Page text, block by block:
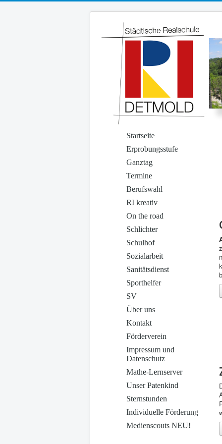
Startseite
Erprobungsstufe
Ganztag
Termine
Berufswahl
RI kreativ
On the road
Schlichter
Schulhof
Sozialarbeit
Sanitätsdienst
Sporthelfer
SV
Über uns
Kontakt
Förderverein
Impressum und
Datenschutz
Mathe-Lernserver
Unser Patenkind
Sternstunden
Individuelle Förderung
Medienscouts NEU!